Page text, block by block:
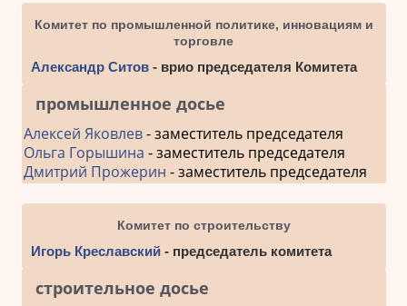
Комитет по промышленной политике, инновациям и
торговле
Александр Ситов- врио председателя Комитета
промышленное досье
Алексей Яковлев- заместитель председателя
Ольга Горышина - заместитель председателя
Дмитрий Прожерин - заместитель председателя
Комитет по строительству
Игорь Креславский - председатель комитета
строительное досье